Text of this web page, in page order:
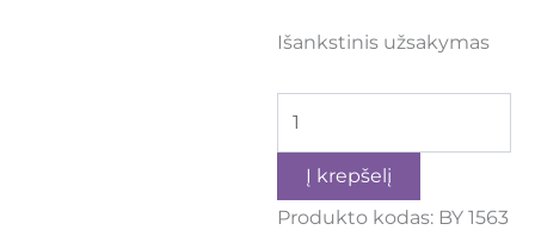
Išankstinis užsakymas
Į krepšelį
Produkto kodas: BY 1563